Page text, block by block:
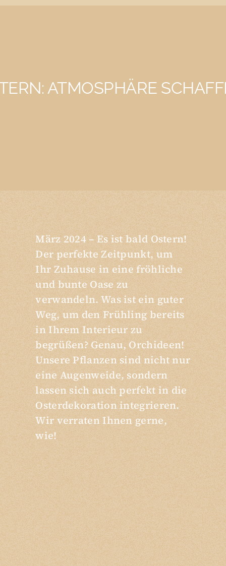
ATMOSPHÄRE
März 2024 – Es ist bald Ostern!
Der perfekte Zeitpunkt, um
Ihr Zuhause in eine fröhliche
und bunte Oase zu
verwandeln. Was ist ein guter
Weg, um den Frühling bereits
in Ihrem Interieur zu
begrüßen? Genau, Orchideen!
Unsere Pflanzen sind nicht nur
eine Augenweide, sondern
lassen sich auch perfekt in die
Osterdekoration integrieren.
Wir verraten Ihnen gerne,
wie!